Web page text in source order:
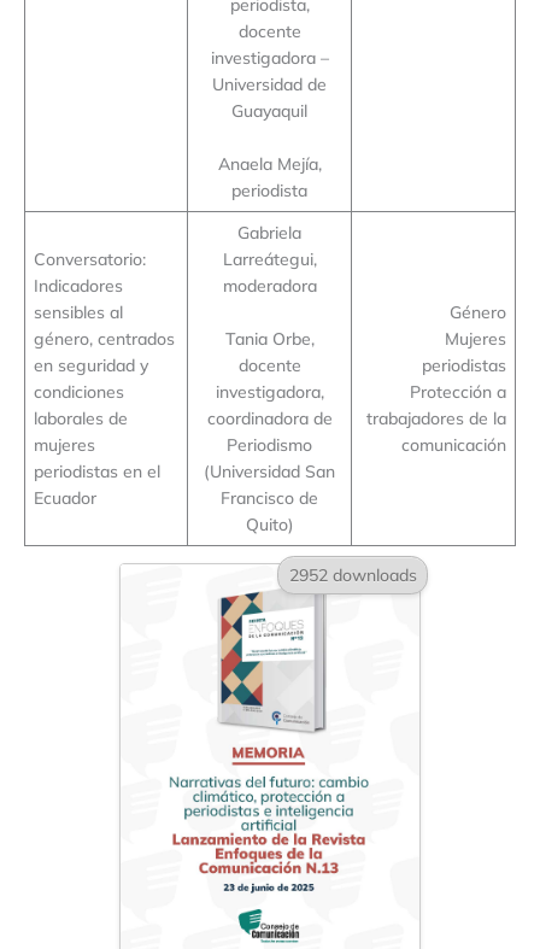
periodista,
docente
investigadora –
Universidad de
Guayaquil
Anaela Mejía,
periodista
Conversatorio:
Indicadores
sensibles al
género, centrados
en seguridad y
condiciones
laborales de
mujeres
periodistas en el
Ecuador
Gabriela
Larreátegui,
moderadora
Tania Orbe,
docente
investigadora,
coordinadora de
Periodismo
(Universidad San
Francisco de
Quito)
Género
Mujeres
periodistas
Protección a
trabajadores de la
comunicación
2952 downloads